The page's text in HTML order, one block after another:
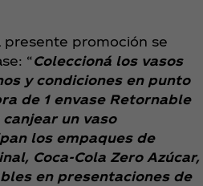
presente promoción se
“Coleccioná los vasos
y condiciones en punto
de 1 envase Retornable
un vaso
los empaques de
Coca‑Cola Zero Azúcar,
en presentaciones de